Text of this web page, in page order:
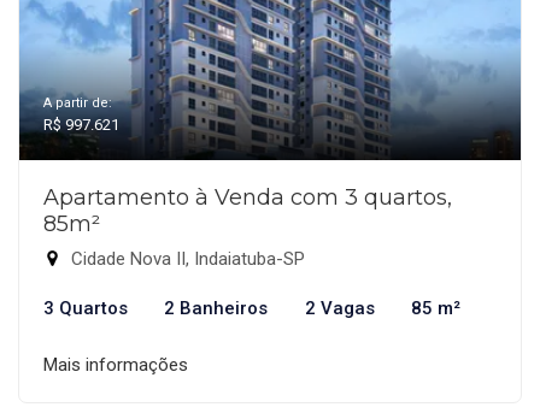
A partir de:
R$ 997.621
Apartamento à Venda com 3 quartos,
85m²
Cidade Nova II, Indaiatuba-SP
3 Quartos 2 Banheiros 2 Vagas 85 m²
Mais informações